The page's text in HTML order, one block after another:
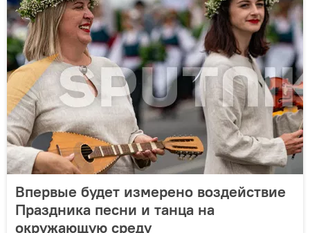
Впервые будет измерено воздействие
Праздника песни и танца на
окружающую среду